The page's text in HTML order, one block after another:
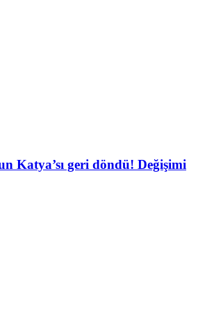
Katya’sı geri döndü! Değişimi